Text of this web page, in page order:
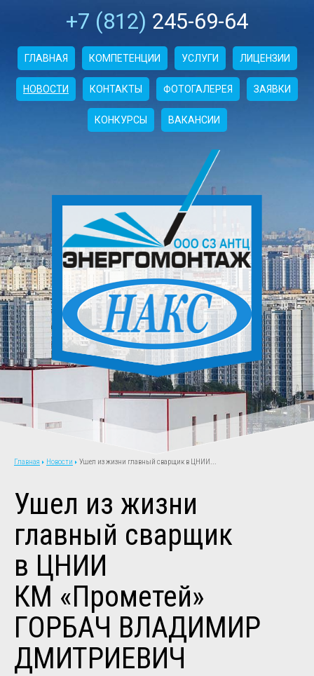
+7 (812) 245-69-64
ГЛАВНАЯ КОМПЕТЕНЦИИ УСЛУГИ ЛИЦЕНЗИИ
НОВОСТИ КОНТАКТЫ ФОТОГАЛЕРЕЯ ЗАЯВКИ
КОНКУРСЫ ВАКАНСИИ
Главная Новости Ушел из жизни главный сварщик в ЦНИИ...
Ушел из жизни
главный сварщик
в ЦНИИ
КМ «Прометей»
ГОРБАЧ ВЛАДИМИР
ДМИТРИЕВИЧ